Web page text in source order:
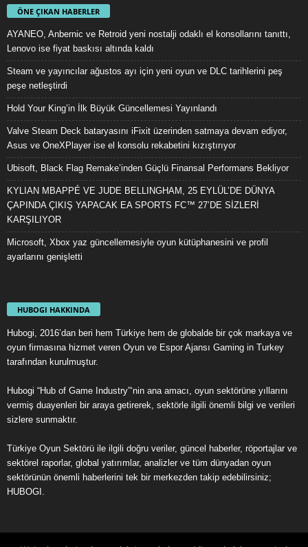
ÖNE ÇIKAN HABERLER
AYANEO, Anbernic ve Retroid yeni nostalji odaklı el konsollarını tanıttı,
Lenovo ise fiyat baskısı altında kaldı
Steam ve yayıncılar ağustos ayı için yeni oyun ve DLC tarihlerini peş
peşe netleştirdi
Hold Your King’in İlk Büyük Güncellemesi Yayınlandı
Valve Steam Deck bataryasını iFixit üzerinden satmaya devam ediyor,
Asus ve OneXPlayer ise el konsolu rekabetini kızıştırıyor
Ubisoft, Black Flag Remake’inden Güçlü Finansal Performans Bekliyor
KYLIAN MBAPPÉ VE JUDE BELLINGHAM, 25 EYLÜL’DE DÜNYA
ÇAPINDA ÇIKIŞ YAPACAK EA SPORTS FC™ 27’DE SİZLERİ
KARŞILIYOR
Microsoft, Xbox yaz güncellemesiyle oyun kütüphanesini ve profil
ayarlarını genişletti
HUBOGI HAKKINDA
Hubogi, 2016’dan beri hem Türkiye hem de globalde bir çok markaya ve
oyun firmasına hizmet veren Oyun ve Espor Ajansı Gaming in Turkey
tarafından kurulmuştur.
Hubogi “Hub of Game Industry”‘nin ana amacı, oyun sektörüne yıllarını
vermiş duayenleri bir araya getirerek, sektörle ilgili önemli bilgi ve verileri
sizlere sunmaktır.
Türkiye Oyun Sektörü ile ilgili doğru veriler, güncel haberler, röportajlar ve
sektörel raporlar, global yatırımlar, analizler ve tüm dünyadan oyun
sektörünün önemli haberlerini tek bir merkezden takip edebilirsiniz;
HUBOGI.